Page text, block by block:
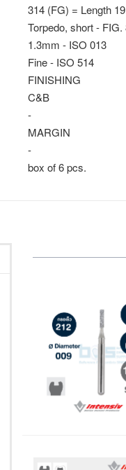
314 (FG) = Length
Torpedo, short - FIG.
1.3mm - ISO 013
Fine - ISO 514
FINISHING
C&B
-
MARGIN
-
box of 6 pcs.